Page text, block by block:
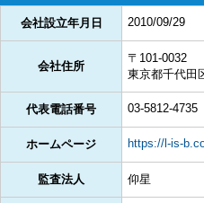
会社設立年月日 2010/09/29
会社住所
〒101-0032
東京都千代田
代表電話番号 03-5812-4735
ホームページ https://l-is-
監査法人 仰星